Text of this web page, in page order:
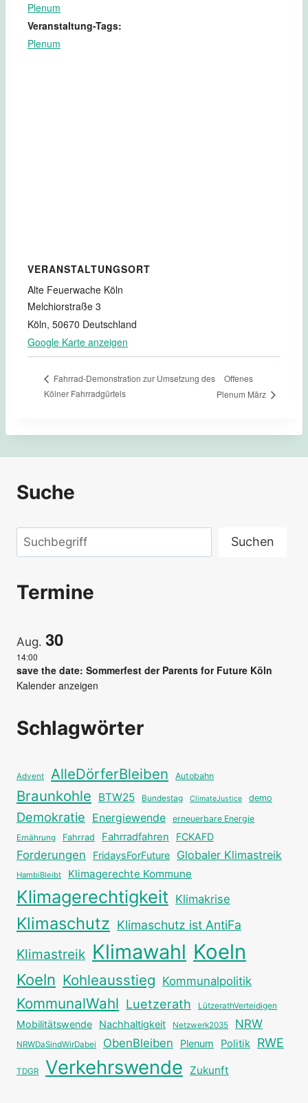
Plenum
Veranstaltung-Tags:
Plenum
VERANSTALTUNGSORT
Alte Feuerwache Köln
Melchiorstraße 3
Köln, 50670 Deutschland
Google Karte anzeigen
Fahrrad-Demonstration zur Umsetzung des
Kölner Fahrradgürtels
Offenes
Plenum März
Suche
Suchen Suchen
Termine
Aug. 30
14:00
save the date: Sommerfest der Parents for Future Köln
Kalender anzeigen
Schlagwörter
Advent AlleDörferBleiben Autobahn
Braunkohle BTW25 Bundestag ClimateJustice demo
Demokratie Energiewende erneuerbare Energie
Ernährung Fahrrad Fahrradfahren FCKAFD
Forderungen FridaysForFuture Globaler Klimastreik
HambiBleibt Klimagerechte Kommune
Klimagerechtigkeit Klimakrise
Klimaschutz Klimaschutz ist AntiFa
Klimastreik Klimawahl Koeln
Koeln Kohleausstieg Kommunalpolitik
KommunalWahl Luetzerath LützerathVerteidigen
Mobilitätswende Nachhaltigkeit Netzwerk2035 NRW
NRWDaSindWirDabei ObenBleiben Plenum Politik RWE
TDGR Verkehrswende Zukunft